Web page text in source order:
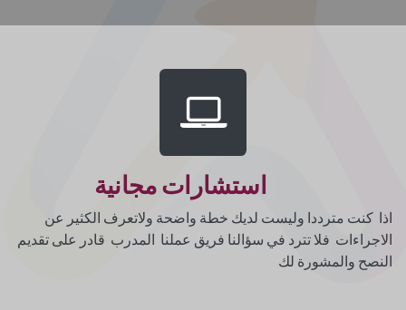
استشارات مجانية
اذا كنت مترددا وليست لديك خطة واضحة ولاتعرف الكثير عن
الاجراءات فلا تترد في سؤالنا فريق عملنا المدرب قادر على تقديم
النصح والمشورة لك